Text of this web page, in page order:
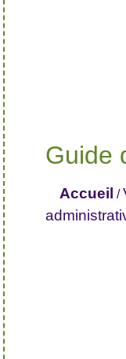
Guide
Accueil /